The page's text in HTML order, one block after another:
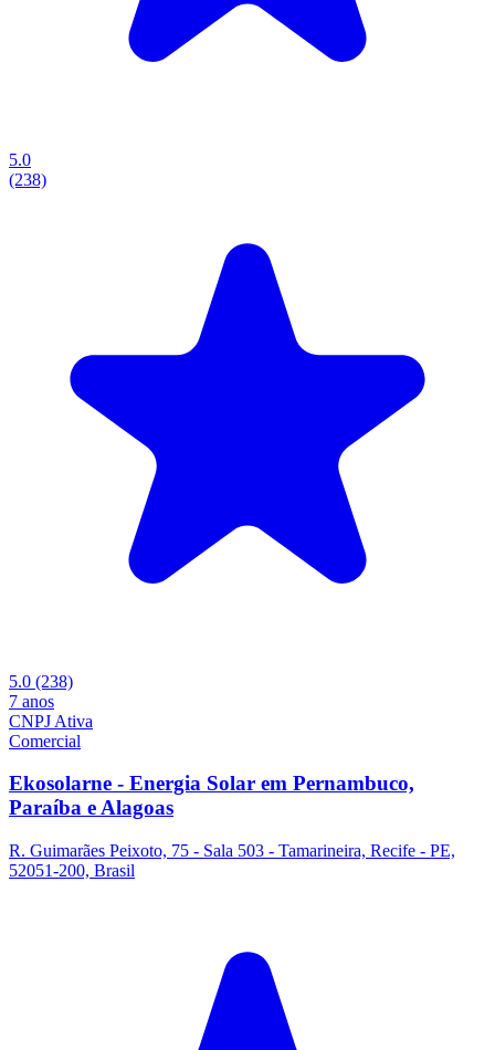
5.0
(238)
5.0 (238)
7 anos
CNPJ Ativa
Comercial
Ekosolarne - Energia Solar em Pernambuco,
Paraíba e Alagoas
R. Guimarães Peixoto, 75 - Sala 503 - Tamarineira, Recife - PE,
52051-200, Brasil